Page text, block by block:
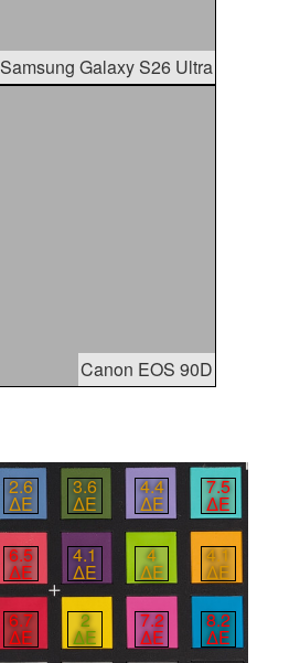
Samsung Galaxy S26 Ultra
Canon EOS 90D
2.6
∆E
3.6
∆E
4.4
∆E
7.5
∆E
6.5
∆E
4.1
∆E
4
∆E
4.1
∆E
6.7
∆E
2
∆E
7.2
∆E
8.2
∆E